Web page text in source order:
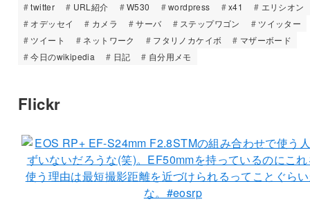
twitter
URL紹介 W530 wordpress x41
エリシオン
オデッセイ
カメラ サーバ ステップワゴン
ツイッター
ツイート
ネットワーク フタリノカケイボ
マザーボード
今日のwikipedia
日記 自分用メモ
Flickr